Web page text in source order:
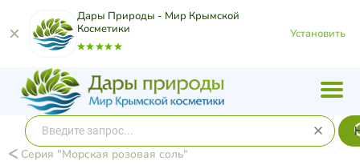
Дары Природы - Мир Крымской
Косметики
Установить
Серия "Морская розовая соль"